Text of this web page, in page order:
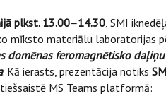
plkst. 13.00–14.30, SMI
mīksto materiālu laboratorijas
domēnas feromagnētisko
. Kā ierasts, prezentācija notiks
MS Teams platformā: